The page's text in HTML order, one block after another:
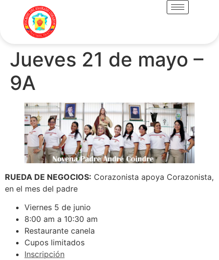
Jueves 21 de mayo –
9A
RUEDA DE NEGOCIOS: Corazonista apoya Corazonista,
en el mes del padre
Viernes 5 de junio
8:00 am a 10:30 am
Restaurante canela
Cupos limitados
Inscripción